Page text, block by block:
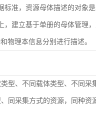
准，资源母体描述的对象
建立基于单册的母体管理
物理本信息分别进行描述。
型、不同载体类型、不同采
同采集方式的资源，同种资